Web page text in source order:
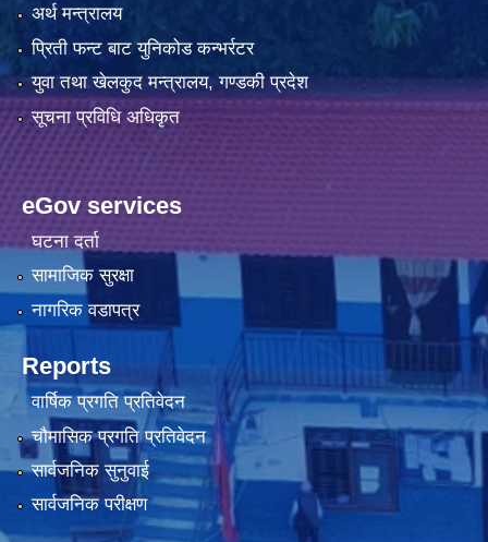
अर्थ मन्त्रालय
प्रिती फन्ट बाट युनिकोड कन्भर्रटर
युवा तथा खेलकुद मन्त्रालय, गण्डकी प्रदेश
सूचना प्रविधि अधिकृत
eGov services
घटना दर्ता
सामाजिक सुरक्षा
नागरिक वडापत्र
Reports
वार्षिक प्रगति प्रतिवेदन
चौमासिक प्रगति प्रतिवेदन
सार्वजनिक सुनुवाई
सार्वजनिक परीक्षण